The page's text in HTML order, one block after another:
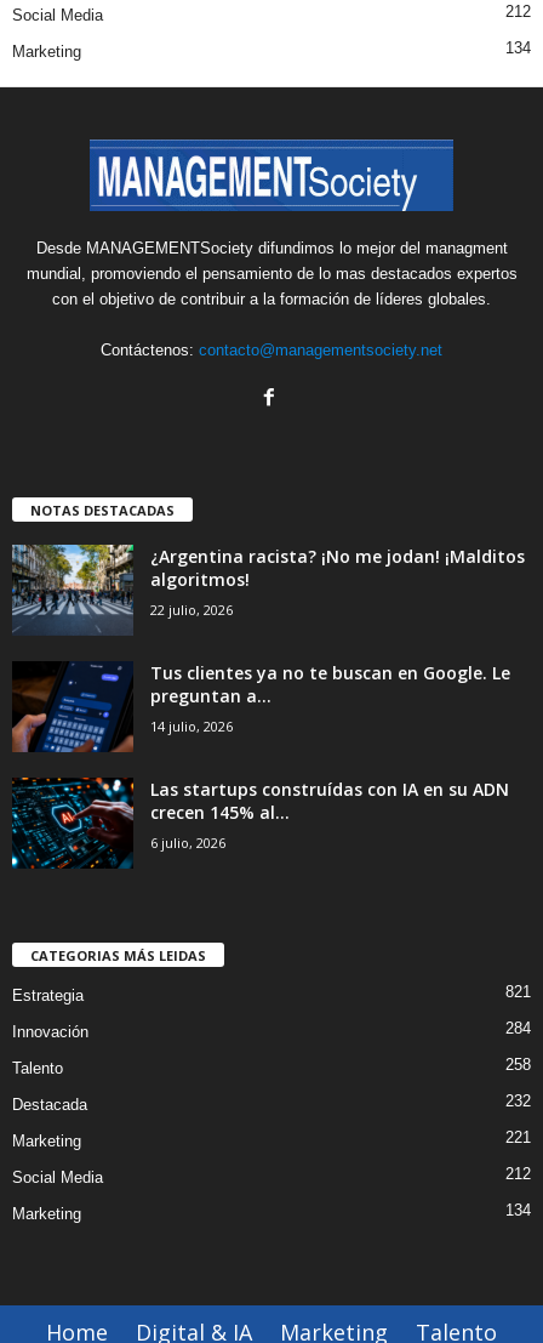
Social Media 212
Marketing 134
Desde MANAGEMENTSociety difundimos lo mejor del managment
mundial, promoviendo el pensamiento de lo mas destacados expertos
con el objetivo de contribuir a la formación de líderes globales.
Contáctenos: contacto@managementsociety.net
NOTAS DESTACADAS
¿Argentina racista? ¡No me jodan! ¡Malditos
algoritmos!
22 julio, 2026
Tus clientes ya no te buscan en Google. Le
preguntan a...
14 julio, 2026
Las startups construídas con IA en su ADN
crecen 145% al...
6 julio, 2026
CATEGORIAS MÁS LEIDAS
Estrategia 821
Innovación 284
Talento 258
Destacada 232
Marketing 221
Social Media 212
Marketing 134
Home Digital & IA Marketing Talento